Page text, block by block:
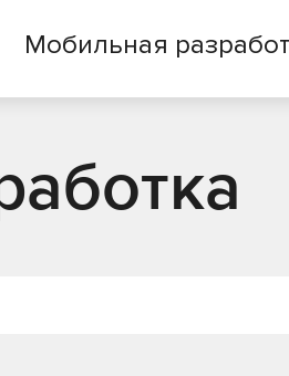
Мобильная